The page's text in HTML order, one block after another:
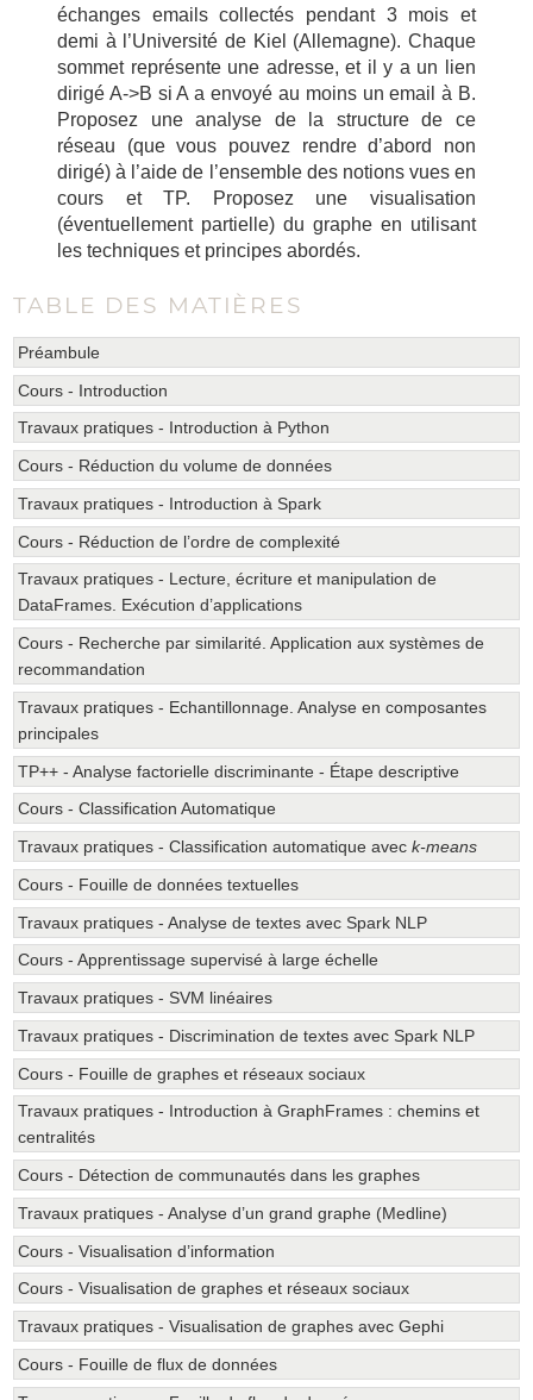
échanges emails collectés pendant 3 mois et
demi à l’Université de Kiel (Allemagne). Chaque
sommet représente une adresse, et il y a un lien
dirigé A->B si A a envoyé au moins un email à B.
Proposez une analyse de la structure de ce
réseau (que vous pouvez rendre d’abord non
dirigé) à l’aide de l’ensemble des notions vues en
cours et TP. Proposez une visualisation
(éventuellement partielle) du graphe en utilisant
les techniques et principes abordés.
TABLE DES MATIÈRES
Préambule
Cours - Introduction
Travaux pratiques - Introduction à Python
Cours - Réduction du volume de données
Travaux pratiques - Introduction à Spark
Cours - Réduction de l’ordre de complexité
Travaux pratiques - Lecture, écriture et manipulation de
DataFrames. Exécution d’applications
Cours - Recherche par similarité. Application aux systèmes de
recommandation
Travaux pratiques - Echantillonnage. Analyse en composantes
principales
TP++ - Analyse factorielle discriminante - Étape descriptive
Cours - Classification Automatique
Travaux pratiques - Classification automatique aveck-means
Cours - Fouille de données textuelles
Travaux pratiques - Analyse de textes avec Spark NLP
Cours - Apprentissage supervisé à large échelle
Travaux pratiques - SVM linéaires
Travaux pratiques - Discrimination de textes avec Spark NLP
Cours - Fouille de graphes et réseaux sociaux
Travaux pratiques - Introduction à GraphFrames : chemins et
centralités
Cours - Détection de communautés dans les graphes
Travaux pratiques - Analyse d’un grand graphe (Medline)
Cours - Visualisation d’information
Cours - Visualisation de graphes et réseaux sociaux
Travaux pratiques - Visualisation de graphes avec Gephi
Cours - Fouille de flux de données